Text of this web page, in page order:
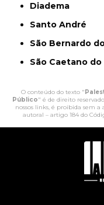
Diadema
Santo André
São Bernardo
São Caetano do
O conteúdo do texto "
Público" é de direito
nossos links, é proibida sem
autoral – artigo 184 do